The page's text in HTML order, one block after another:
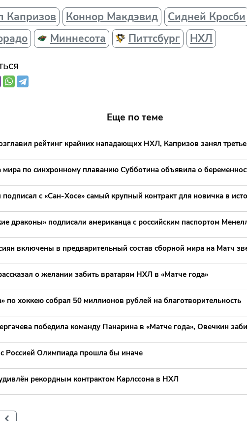
Капризов
Коннор Макдэвид
Сидней Кросби
Миннесота Питтсбург
НХЛ
Еще по теме
рейтинг крайних нападающих НХЛ, Капризов занял
по синхронному плаванию Субботина объявила о
с «Сан-Хосе» самый крупный контракт для новичка в
драконы» подписали американца с российским паспортом
включены в предварительный состав сборной мира на Матч
о желании забить вратарям НХЛ в «Матче года»
по хоккею собрал 50 миллионов рублей на благотворительность
победила команду Панарина в «Матче года», Овечкин
Россией Олимпиада прошла бы иначе
рекордным контрактом Карлссона в НХЛ